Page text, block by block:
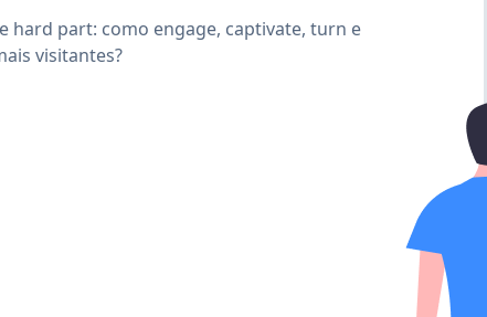
hard part: como engage, captivate, turn e
visitantes?